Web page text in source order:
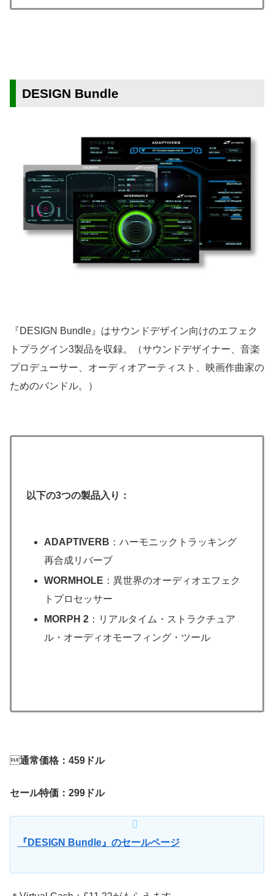
DESIGN Bundle
『DESIGN Bundle』はサウンドデザイン向けのエフェク
トプラグイン3製品を収録。（サウンドデザイナー、音楽
プロデューサー、オーディオアーティスト、映画作曲家の
ためのバンドル。）
以下の3つの製品入り：
ADAPTIVERB ：ハーモニックトラッキング
再合成リバーブ
WORMHOLE ：異世界のオーディオエフェク
トプロセッサー
MORPH 2 ：リアルタイム・ストラクチュア
ル・オーディオモーフィング・ツール
通常価格：459ドル
セール特価：299ドル
『DESIGN Bundle』のセールページ